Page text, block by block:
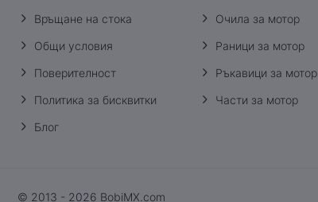
Връщане на стока
Общи условия
Поверителност
Политика за бисквитки
Блог
Очила за мотор
Раници за мотор
Ръкавици за мотор
Части за мотор
© 2013 - 2026 BobiMX.com